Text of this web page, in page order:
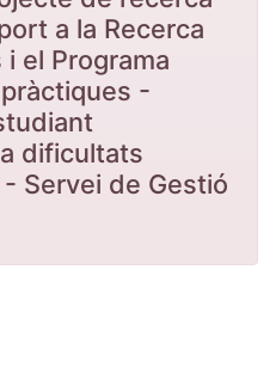
a la Recerca
el Programa
-
dificultats
Servei de Gestió